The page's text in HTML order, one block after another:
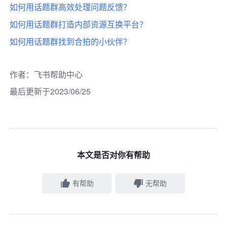
如何用话题群高效处理问题反馈？
如何用话题群打造内部资源互换平台？
如何用话题群找到合拍的小伙伴？
作者： 飞书帮助中心
最后更新于2023/06/25
本文是否对你有帮助
有帮助 无帮助